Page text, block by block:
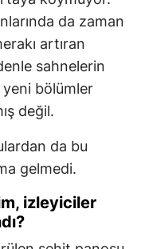
da zaman
artıran
sahnelerin
bölümler
değil.
da bu
gelmedi.
izleyiciler